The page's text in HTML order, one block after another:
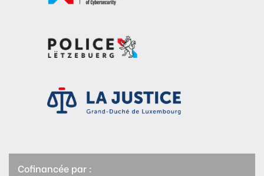
Cofinancée par :